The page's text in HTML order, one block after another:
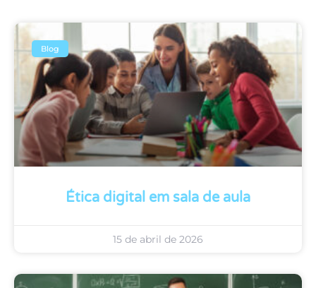
Blog
Ética digital em sala de aula
15 de abril de 2026